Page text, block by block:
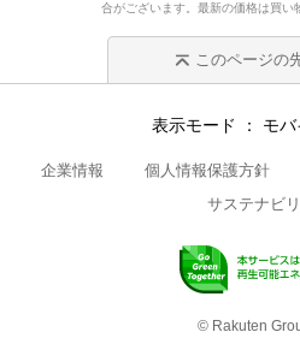
合がございます。最新の価格は買い
このページの
表示モード モ
企業情報 個人情報保護方針
サステナビ
© Rakuten